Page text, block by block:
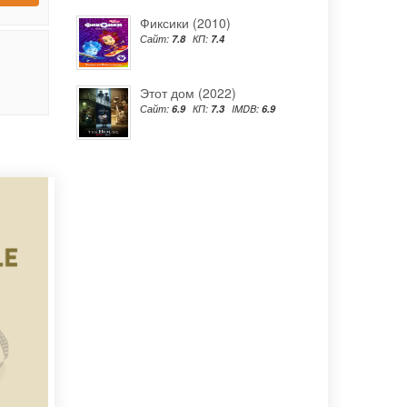
Фиксики (2010)
Сайт: 7.8 КП: 7.4
Этот дом (2022)
Сайт: 6.9 КП: 7.3 IMDB: 6.9